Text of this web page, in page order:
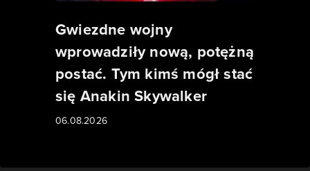
Gwiezdne wojny
wprowadziły nową, potężną
postać. Tym kimś mógł stać
się Anakin Skywalker
06.08.2026